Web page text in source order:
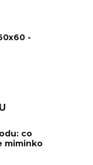
-
co
miminko